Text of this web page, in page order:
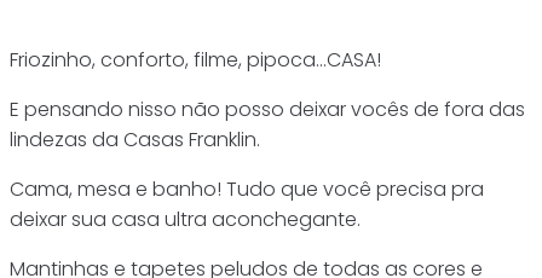
Friozinho, conforto, filme, pipoca…CASA!
E pensando nisso não posso deixar vocês de fora das
lindezas da Casas Franklin.
Cama, mesa e banho! Tudo que você precisa pra
deixar sua casa ultra aconchegante.
Mantinhas e tapetes peludos de todas as cores e